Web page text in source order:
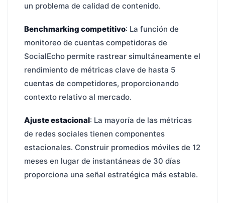
un problema de calidad de contenido.
Benchmarking competitivo: La función de
monitoreo de cuentas competidoras de
SocialEcho permite rastrear simultáneamente el
rendimiento de métricas clave de hasta 5
cuentas de competidores, proporcionando
contexto relativo al mercado.
Ajuste estacional: La mayoría de las métricas
de redes sociales tienen componentes
estacionales. Construir promedios móviles de 12
meses en lugar de instantáneas de 30 días
proporciona una señal estratégica más estable.